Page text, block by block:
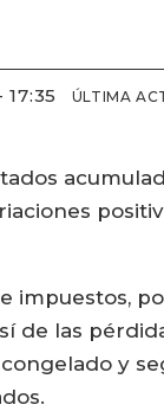
17:35 ÚLTIMA
impuestos,
de las
y